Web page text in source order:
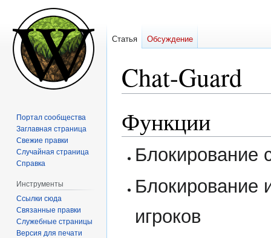
Chat-Guard
к
навигации
к
поиску
Функции
Блокирование
Блокирование
игроков
Статья Обсуждение
Портал сообщества
Заглавная страница
Свежие правки
Случайная страница
Справка
Инструменты
Ссылки сюда
Связанные правки
Служебные страницы
Версия для печати